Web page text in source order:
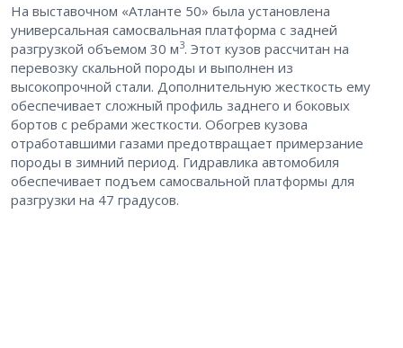
На выставочном «Атланте 50» была установлена
универсальная самосвальная платформа с задней
разгрузкой объемом 30 м3. Этот кузов рассчитан на
перевозку скальной породы и выполнен из
высокопрочной стали. Дополнительную жесткость ему
обеспечивает сложный профиль заднего и боковых
бортов с ребрами жесткости. Обогрев кузова
отработавшими газами предотвращает примерзание
породы в зимний период. Гидравлика автомобиля
обеспечивает подъем самосвальной платформы для
разгрузки на 47 градусов.